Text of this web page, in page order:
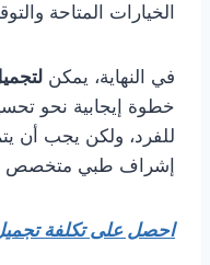
الخيارات المتاحة
في النهاية، يمكن
خطوة إيجابية نحو
للفرد، ولكن يجب أن
إشراف طبي متخصص
احصل على تكلفة تجميل